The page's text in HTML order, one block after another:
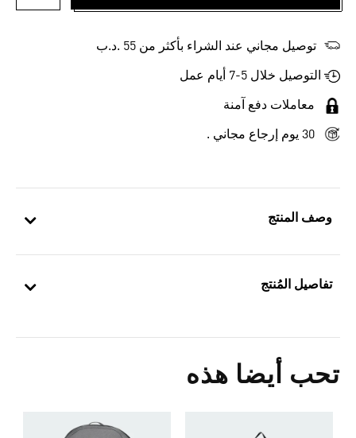
وصف المنتج
تفاصيل المُنتج
تحب أيضا هذه
توصيل مجاني عند الشراء بأكثر من 55 .د.ب‎
التوصيل خلال 5-7 أيام عمل
معاملات دفع آمنة